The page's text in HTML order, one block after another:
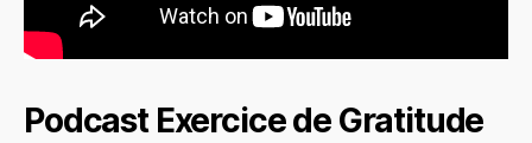
Podcast Exercice de Gratitude